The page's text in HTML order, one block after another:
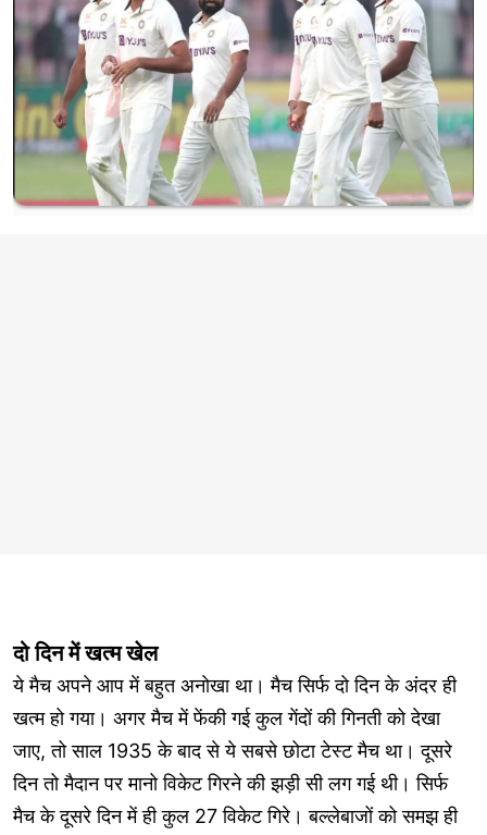
दो दिन में खत्म खेल
ये मैच अपने आप में बहुत अनोखा था। मैच सिर्फ दो दिन के अंदर ही
खत्म हो गया। अगर मैच में फेंकी गई कुल गेंदों की गिनती को देखा
जाए, तो साल 1935 के बाद से ये सबसे छोटा टेस्ट मैच था। दूसरे
दिन तो मैदान पर मानो विकेट गिरने की झड़ी सी लग गई थी। सिर्फ
मैच के दूसरे दिन में ही कुल 27 विकेट गिरे। बल्लेबाजों को समझ ही